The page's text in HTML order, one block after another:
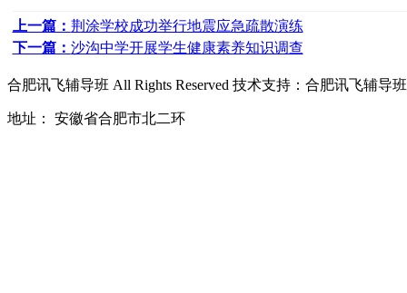
上一篇： 荆涂学校成功举行地震应急疏散演练
下一篇： 沙沟中学开展学生健康素养知识调查
合肥讯飞辅导班 All Rights Reserved 技术支持： 合肥讯飞辅导班
地址： 安徽省合肥市北二环